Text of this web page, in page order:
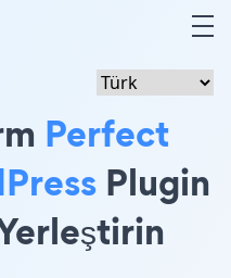
Perfect
Plugin